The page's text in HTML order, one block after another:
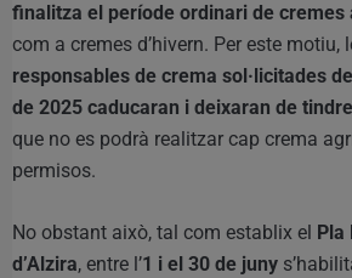
finalitza el període ordinari de cremes
com a cremes d’hivern. Per este motiu,
responsables de crema sol·licitades
de 2025 caducaran i deixaran de
que no es podrà realitzar cap crema
permisos.
No obstant això, tal com establix el Pla
d’Alzira, entre l’1 i el 30 de juny